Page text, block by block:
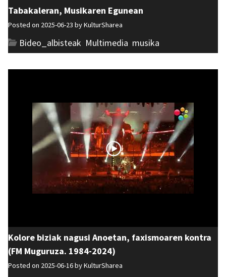
Tabakaleran, Musikaren Egunean
Posted on 2025-06-23 byKulturSharea
Bideo_albisteak Multimedia musika
Kolore biziak nagusi Anoetan, faxismoaren kontra
(FM Muguruza. 1984-2024)
Posted on 2025-06-16 byKulturSharea